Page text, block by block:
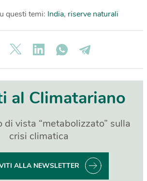
questi temi: India, riserve naturali
al Climatariano
di vista “metabolizzato” sulla
crisi climatica
ALLA NEWSLETTER